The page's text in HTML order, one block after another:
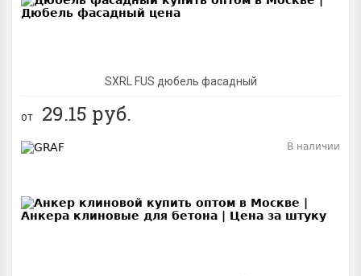
SXRL FUS дюбель фасадный
от 29.15 руб.
В наличии